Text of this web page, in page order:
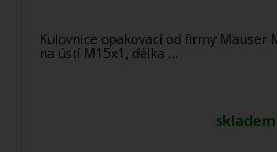
Kulovnice opakovací od firmy Mauser
na ústí M15x1, délka ...
skladem